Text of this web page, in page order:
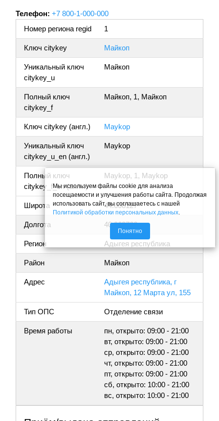
Телефон: +7 800-1-000-000
Номер региона regid
1
Ключ citykey Майкоп
Уникальный ключ
citykey_u
Майкоп
Полный ключ
citykey_f
Майкоп, 1, Майкоп
Ключ citykey (англ.) Maykop
Уникальный ключ
citykey_u_en (англ.)
Maykop
Полный ключ
citykey_f_en (англ.)
Maykop, 1, Maykop
Широта 44.608127
Долгота 40.063766
Регион Адыгея республика
Район Майкоп
Адрес
Адыгея республика, г
Майкоп, 12 Марта ул, 155
Тип ОПС Отделение связи
Время работы
пн, открыто: 09:00 - 21:00
вт, открыто: 09:00 - 21:00
ср, открыто: 09:00 - 21:00
чт, открыто: 09:00 - 21:00
пт, открыто: 09:00 - 21:00
сб, открыто: 10:00 - 21:00
вс, открыто: 10:00 - 21:00
Мы используем файлы cookie для анализа
посещаемости и улучшения работы сайта. Продолжая
использовать сайт, вы соглашаетесь с нашей
Политикой обработки персональных данных.
Понятно